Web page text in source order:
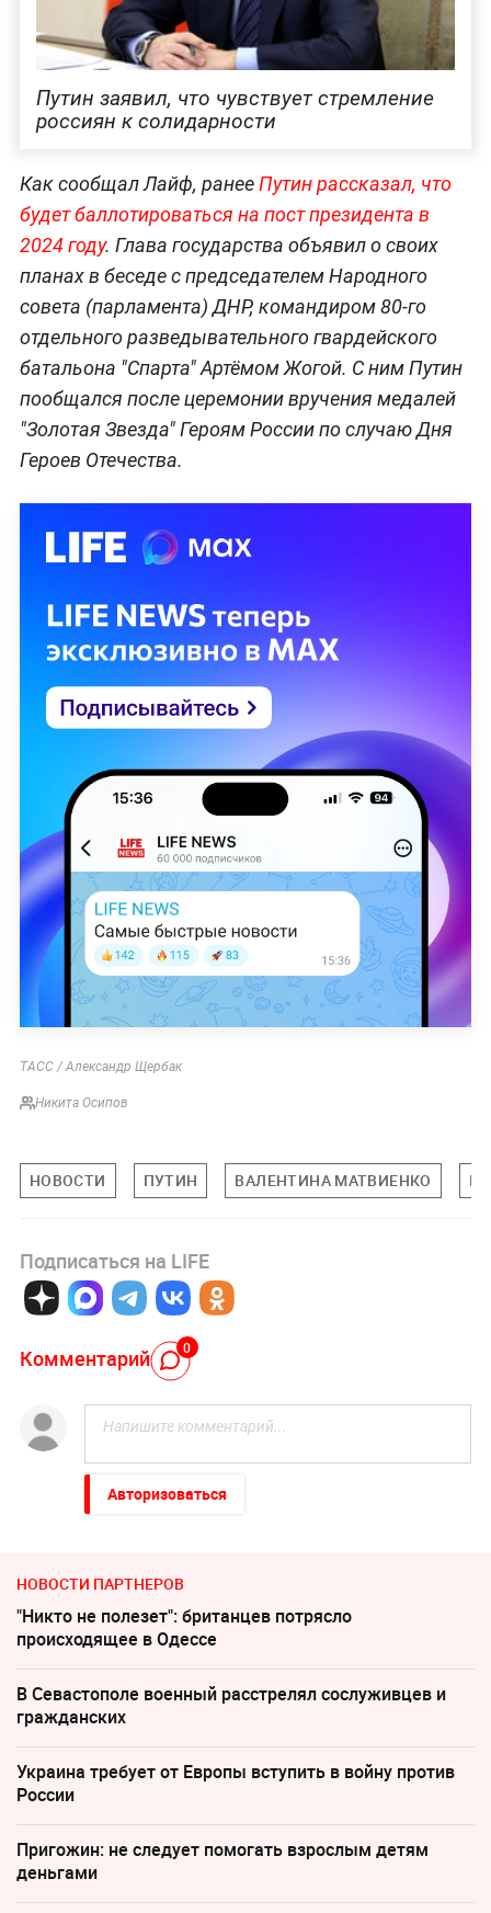
Путин заявил, что чувствует стремление
россиян к солидарности
Как сообщал Лайф, ранееПутин рассказал, что
будет баллотироваться на пост президента в
2024 году. Глава государства объявил о своих
планах в беседе с председателем Народного
совета (парламента) ДНР, командиром 80-го
отдельного разведывательного гвардейского
батальона "Спарта" Артёмом Жогой. С ним Путин
пообщался после церемонии вручения медалей
"Золотая Звезда" Героям России по случаю Дня
Героев Отечества.
ТАСС / Александр Щербак
Никита Осипов
НОВОСТИ ПУТИН ВАЛЕНТИНА МАТВИЕНКО
Подписаться на LIFE
Комментарий 0
Авторизоваться
НОВОСТИ ПАРТНЕРОВ
"Никто не полезет": британцев потрясло
происходящее в Одессе
В Севастополе военный расстрелял сослуживцев и
гражданских
Украина требует от Европы вступить в войну против
России
Пригожин: не следует помогать взрослым детям
деньгами